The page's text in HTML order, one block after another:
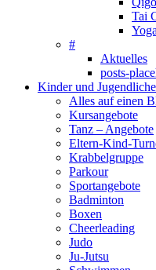
Tai
Yoga
#
Aktuelles
posts-
Kinder und Jugendliche
Alles auf einen
Kursangebote
Tanz – Angebote
Eltern-Kind-
Krabbelgruppe
Parkour
Sportangebote
Badminton
Boxen
Cheerleading
Judo
Ju-Jutsu